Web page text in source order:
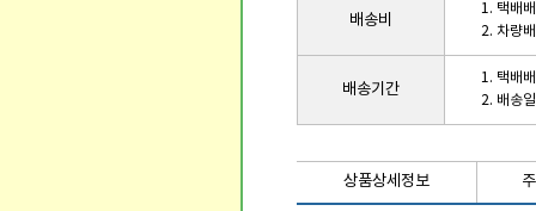
배송비
1. 택배
2. 차량
배송기간
1. 택배
2. 배송
상품상세정보